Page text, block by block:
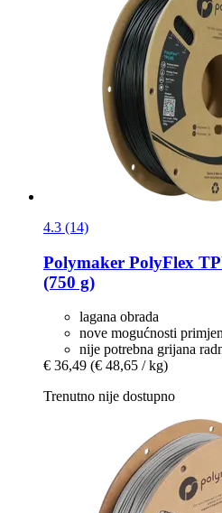
4.3 (14)
Polymaker PolyFlex
(750 g)
lagana obrada
nove mogućnosti
nije potrebna grijana
€ 36,49 (€ 48,65 / kg)
Trenutno nije dostupno